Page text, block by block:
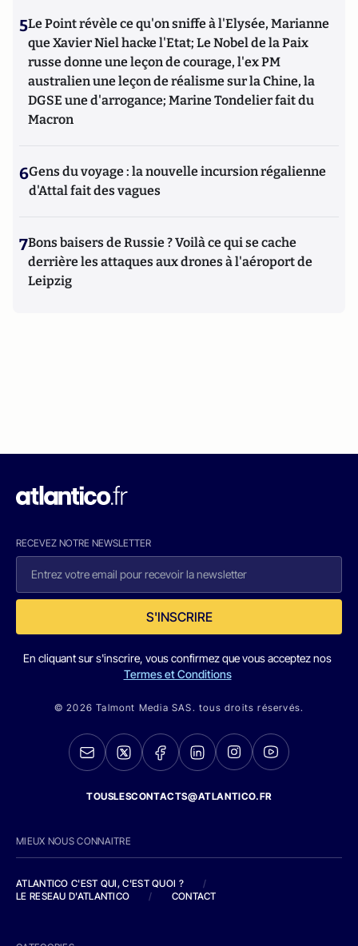
5Le Point révèle ce qu'on sniffe à l'Elysée, Marianne
que Xavier Niel hacke l'Etat; Le Nobel de la Paix
russe donne une leçon de courage, l'ex PM
australien une leçon de réalisme sur la Chine, la
DGSE une d'arrogance; Marine Tondelier fait du
Macron
6Gens du voyage : la nouvelle incursion régalienne
d'Attal fait des vagues
7Bons baisers de Russie ? Voilà ce qui se cache
derrière les attaques aux drones à l'aéroport de
Leipzig
RECEVEZ NOTRE NEWSLETTER
S'INSCRIRE
En cliquant sur s'inscrire, vous confirmez que vous acceptez nos
Termes et Conditions
© 2026 Talmont Media SAS. tous droits réservés.
TOUSLESCONTACTS@ATLANTICO.FR
MIEUX NOUS CONNAITRE
ATLANTICO C'EST QUI, C'EST QUOI ?
/
LE RESEAU D'ATLANTICO
/ CONTACT